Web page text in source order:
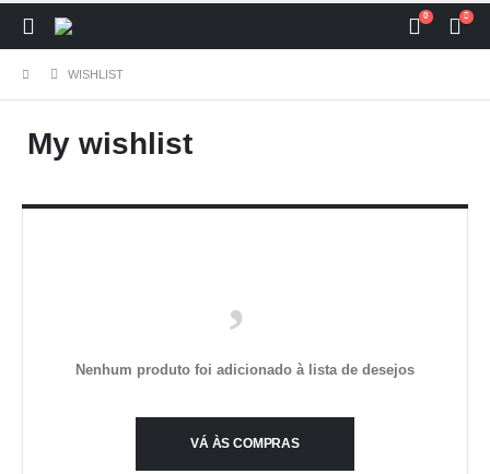
0
WISHLIST
My wishlist
Nenhum produto foi adicionado à lista de desejos
VÁ ÀS COMPRAS